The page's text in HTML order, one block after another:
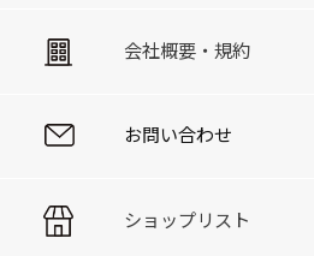
会社概要・規約
お問い合わせ
ショップリスト